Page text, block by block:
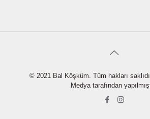
© 2021 Bal Köşküm. Tüm hakları
Medya tarafından